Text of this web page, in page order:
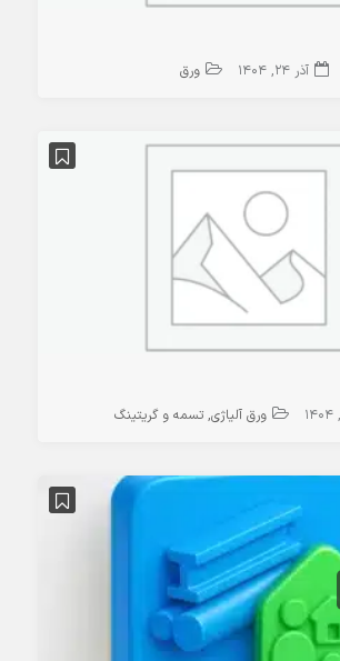
آذر 24, 1404 ورق
ورق آلیاژی تسمه و گریتینگ